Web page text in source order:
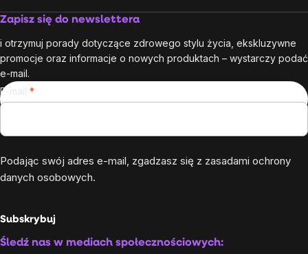
Zapisz się do newslettera
i otrzymuj porady dotyczące zdrowego stylu życia, ekskluzywne
promocje oraz informacje o nowych produktach – wystarczy podać
e-mail.
E-mail
Podając swój adres e-mail, zgadzasz się z zasadami ochrony
danych osobowych.
Subskrybuj
Śledź nas w mediach społecznościowych: